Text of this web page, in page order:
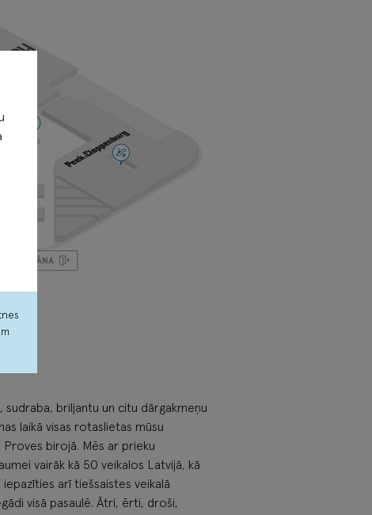
sudraba, briljantu un citu dārgakmeņu
laikā visas rotaslietas mūsu
birojā. Mēs ar prieku
vairāk kā 50 veikalos Latvijā, kā
arī tiešsaistes veikalā
visā pasaulē. Ātri, ērti, droši,